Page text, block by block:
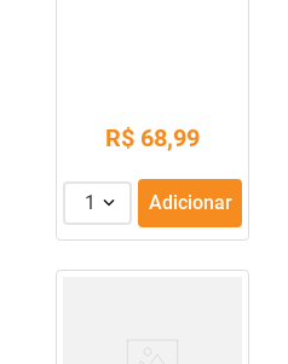
R$ 68,99
1 Adicionar